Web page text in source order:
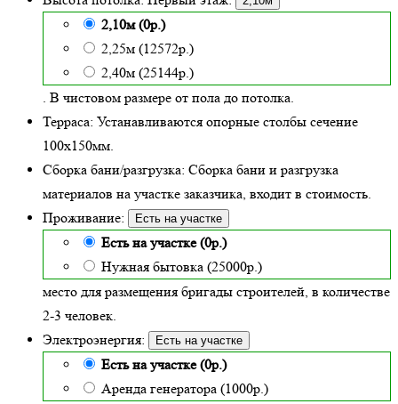
2,10м (0р.)
2,25м (12572р.)
2,40м (25144р.)
. В чистовом размере от пола до потолка.
Терраса: Устанавливаются опорные столбы сечение
100х150мм.
Сборка бани/разгрузка: Сборка бани и разгрузка
материалов на участке заказчика, входит в стоимость.
Проживание:
Есть на участке
Есть на участке (0р.)
Нужная бытовка (25000р.)
место для размещения бригады строителей, в количестве
2-3 человек.
Электроэнергия:
Есть на участке
Есть на участке (0р.)
Аренда генератора (1000р.)